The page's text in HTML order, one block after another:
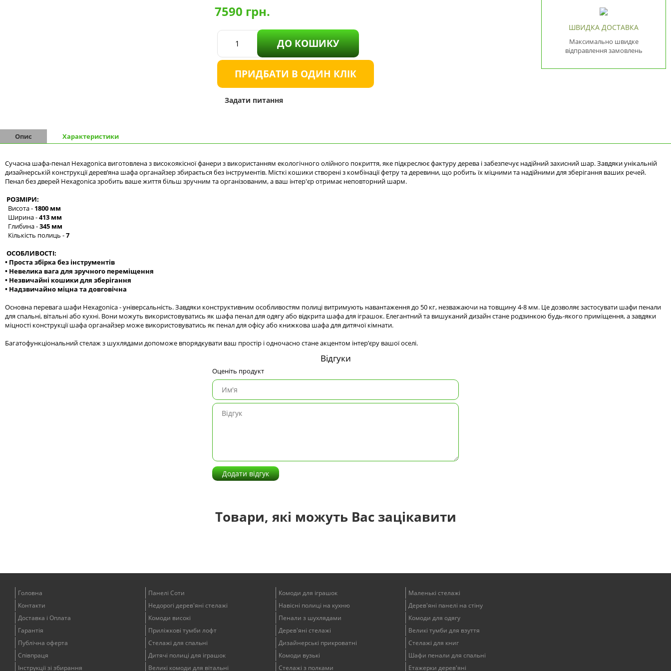
7590 грн.
ДО КОШИКУ
ПРИДБАТИ В ОДИН КЛІК
Задати питання
ШВИДКА ДОСТАВКА
Максимально швидке
відправлення замовлень
Опис Характеристики
Сучасна шафа-пенал Hexagonica виготовлена з високоякісної фанери з використанням екологічного олійного покриття, яке підкреслює фактуру дерева і забезпечує надійний захисний шар. Завдяки унікальній
дизайнерській конструкції дерев’яна шафа органайзер збирається без інструментів. Місткі кошики створені з комбінації фетру та деревини, що робить їх міцними та надійними для зберігання ваших речей.
Пенал без дверей Hexagonica зробить ваше життя більш зручним та організованим, а ваш інтер'єр отримає неповторний шарм.
РОЗМІРИ:
Висота - 1800 мм
Ширина -413 мм
Глибина -345 мм
Кількість полиць -7
ОСОБЛИВОСТІ:
• Проста збірка без інструментів
• Невелика вага для зручного переміщення
• Незвичайні кошики для зберігання
• Надзвичайно міцна та довговічна
Основна перевага шафи Hexagonica - універсальність. Завдяки конструктивним особливостям полиці витримують навантаження до 50 кг, незважаючи на товщину 4-8 мм. Це дозволяє застосувати шафи пенали
для спальні, вітальні або кухні. Вони можуть використовуватись як шафа пенал для одягу або відкрита шафа для іграшок. Елегантний та вишуканий дизайн стане родзинкою будь-якого приміщення, а завдяки
міцності конструкції шафа органайзер може використовуватись як пенал для офісу або книжкова шафа для дитячої кімнати.
Багатофункціональний стелаж з шухлядами допоможе впорядкувати ваш простір і одночасно стане акцентом інтер’єру вашої оселі.
Відгуки
Оценіть продукт
Додати відгук
Товари, які можуть Вас зацікавити
Головна
Контакти
Доставка і Оплата
Гарантія
Публічна оферта
Співпраця
Інструкції зі збирання
Панелі Соти
Недорогі дерев'яні стелажі
Комоди високі
Приліжкові тумби лофт
Стелажі для спальні
Дитячі полиці для іграшок
Великі комоди для вітальні
Комоди для іграшок
Навісні полиці на кухню
Пенали з шухлядами
Дерев'яні стелажі
Дизайнерські прикроватні
Комоди вузькі
Стелажі з полками
Маленькі стелажі
Дерев'яні панелі на стіну
Комоди для одягу
Великі тумби для взуття
Стелажі для книг
Шафи пенали для спальні
Етажерки дерев'яні